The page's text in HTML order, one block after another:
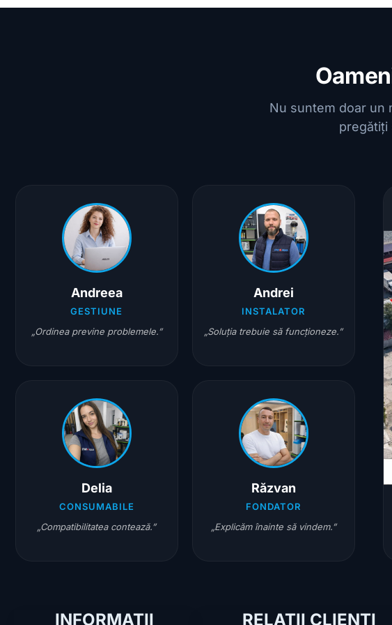
Compact
Butelie
Nu suntem doar un
pregătiți
Andreea
GESTIUNE
„Ordinea previne problemele.”
Andrei
INSTALATOR
„Soluția trebuie să funcționeze.”
Delia
CONSUMABILE
„Compatibilitatea contează.”
Răzvan
FONDATOR
„Explicăm înainte să vindem.”
INFORMAȚII RELAȚII CLIENȚI